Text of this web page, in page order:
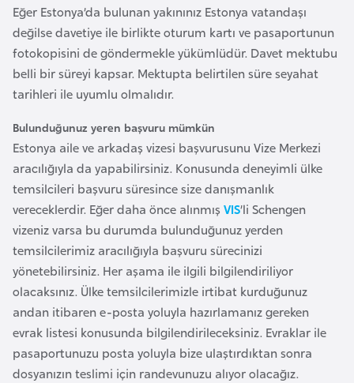
Eğer Estonya’da bulunan yakınınız Estonya vatandaşı
değilse davetiye ile birlikte oturum kartı ve pasaportunun
fotokopisini de göndermekle yükümlüdür. Davet mektubu
belli bir süreyi kapsar. Mektupta belirtilen süre seyahat
tarihleri ile uyumlu olmalıdır.
Bulunduğunuz yeren başvuru mümkün
Estonya aile ve arkadaş vizesi başvurusunu Vize Merkezi
aracılığıyla da yapabilirsiniz. Konusunda deneyimli ülke
temsilcileri başvuru süresince size danışmanlık
vereceklerdir. Eğer daha önce alınmış VIS’li Schengen
vizeniz varsa bu durumda bulunduğunuz yerden
temsilcilerimiz aracılığıyla başvuru sürecinizi
yönetebilirsiniz. Her aşama ile ilgili bilgilendiriliyor
olacaksınız. Ülke temsilcilerimizle irtibat kurduğunuz
andan itibaren e-posta yoluyla hazırlamanız gereken
evrak listesi konusunda bilgilendirileceksiniz. Evraklar ile
pasaportunuzu posta yoluyla bize ulaştırdıktan sonra
dosyanızın teslimi için randevunuzu alıyor olacağız.
e
ş
B
e
l
a
B
e
l
ç
i
k
a